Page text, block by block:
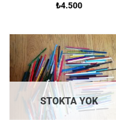
₺4.500
STOKTA YOK